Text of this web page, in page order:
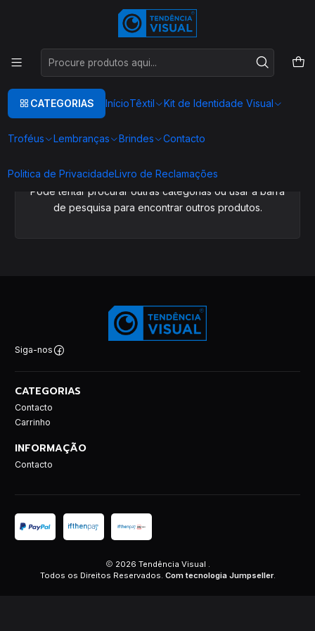
CATEGORIAS InícioTêxtil Kit de Identidade Visual
Troféus Lembranças Brindes Contacto
Politica de PrivacidadeLivro de Reclamações
Este é o texto do slideLer mais
BORDADOS APLIQUE
Ainda não há produtos disponíveis aqui
Pode tentar procurar outras categorias ou usar a barra
de pesquisa para encontrar outros produtos.
Siga-nos
CATEGORIAS
Contacto
Carrinho
INFORMAÇÃO
Contacto
2026 Tendência Visual .
Todos os Direitos Reservados. Com tecnologia Jumpseller.